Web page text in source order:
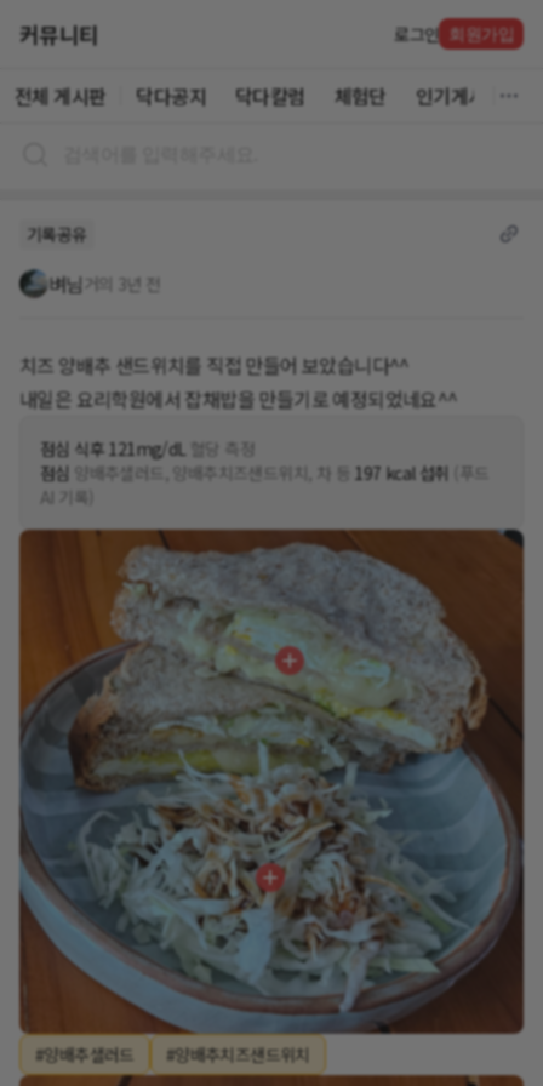
커뮤니티 로그인 회원가입
전체 게시판 닥다공지 닥다칼럼 체험단 인기게시글
기록공유
벼님 거의 3년 전
치즈 양배추 샌드위치를 직접 만들어 보았습니다^^
내일은 요리학원에서 잡채밥을 만들기로 예정되었네요^^
점심 식후 121mg/dL 혈당 측정
점심 양배추샐러드, 양배추치즈샌드위치, 차 등 197 kcal 섭취 (푸드
AI 기록)
#양배추샐러드 #양배추치즈샌드위치